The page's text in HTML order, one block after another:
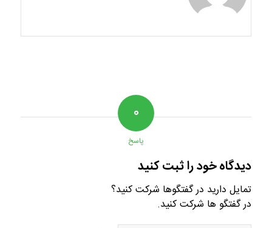
۰
پاسخ
دیدگاه خود را ثبت کنید
تمایل دارید در گفتگوها شرکت کنید؟
در گفتگو ها شرکت کنید.